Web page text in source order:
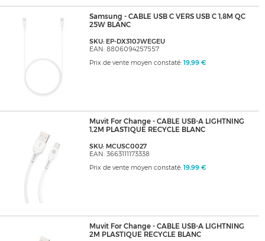
Samsung - CABLE USB C VERS USB C 1,8M QC
25W BLANC
SKU: EP-DX310JWEGEU
EAN: 8806094257557
Prix de vente moyen constaté: 19,99 €
Muvit For Change - CABLE USB-A LIGHTNING
1,2M PLASTIQUE RECYCLE BLANC
SKU: MCUSC0027
EAN: 3663111173338
Prix de vente moyen constaté: 19,99 €
Muvit For Change - CABLE USB-A LIGHTNING
2M PLASTIQUE RECYCLE BLANC